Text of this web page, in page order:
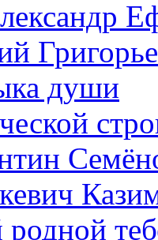
души
родной